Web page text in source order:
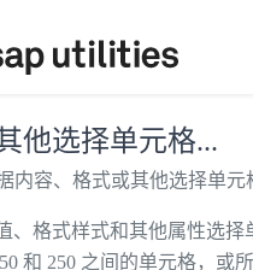
他选择单元格...
内容、格式或其他选择单元
格式样式和其他属性选择
和 250 之间的单元格，或